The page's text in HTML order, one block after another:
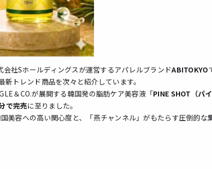
社Sホールディングスが運営するアパレルブランドABITOKYO
トレンド商品を次々と紹介しています。
＆CO.が展開する韓国発の脂肪ケア美容液「PINE SHOT（パ
で完売に至りました。
美容への高い関心度と、「燕チャンネル」がもたらす圧倒的な